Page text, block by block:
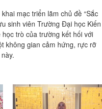
mạc triển lãm chủ đề “Sắc
sinh viên Trường Đại học Kiến
trò của trường kết hối với
không gian cảm hứng, rực rỡ